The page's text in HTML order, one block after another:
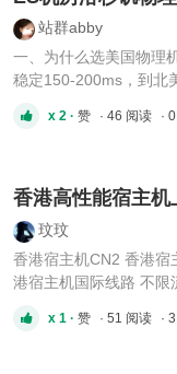
站群abby
一、为什么选美国物理
稳定150-200ms，到北
虚拟化损耗。NVMe
x 2 · 赞 · 46 阅读 ·
香港高性能宿主
玟玟
香港宿主机CN2 香港宿主机BGP(线路备注：90%国际 10%回国) 香
港宿主机国际线路 不限流量，支持测试，先开机，满意后付款 24小
@IDCWEN_119/
x 1 · 赞 · 51 阅读 ·